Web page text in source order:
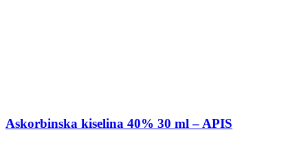
Askorbinska kiselina 40% 30 ml – APIS